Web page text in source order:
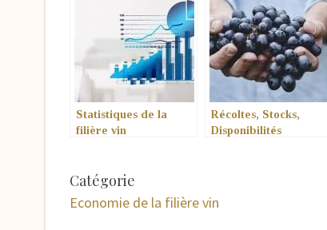
Statistiques de la
filière vin
Récoltes, Stocks,
Disponibilités
Catégorie
Economie de la filière vin